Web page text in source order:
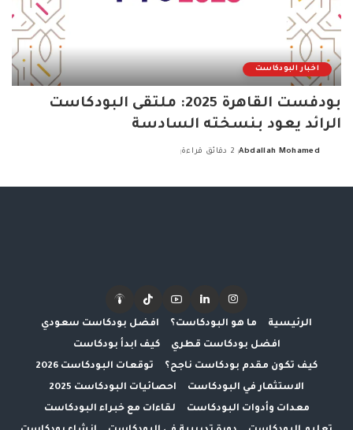
اخبار البودكاست
بودفست القاهرة 2025: ملتقى البودكاست
الرائد يعود بنسخته السادسة
Abdallah Mohamed 2 دقائق قراءة
الرئيسية ما هو البودكاست؟
افضل بودكاست سعودي
افضل بودكاست قطري
كيف ابدأ بودكاست
كيف تكون مقدم بودكاست ناجح؟
توقعات البودكاست 2026
الاستثمار في البودكاست
احصائيات البودكاست 2025
معدات وأدوات البودكاست
لقاءات مع خبراء البودكاست